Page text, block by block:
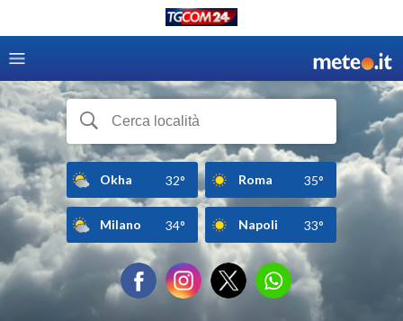
Okha 32° Roma 35°
Milano 34° Napoli 33°